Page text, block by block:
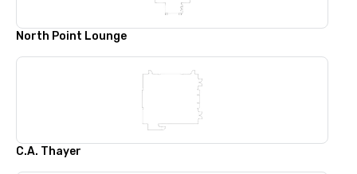
North Point Lounge
C.A. Thayer